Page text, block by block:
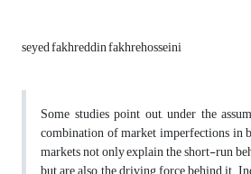
seyed fakhreddin fakhrehosseini
Some studies point out, under the
combination of market imperfections in
markets not only explain the short-run